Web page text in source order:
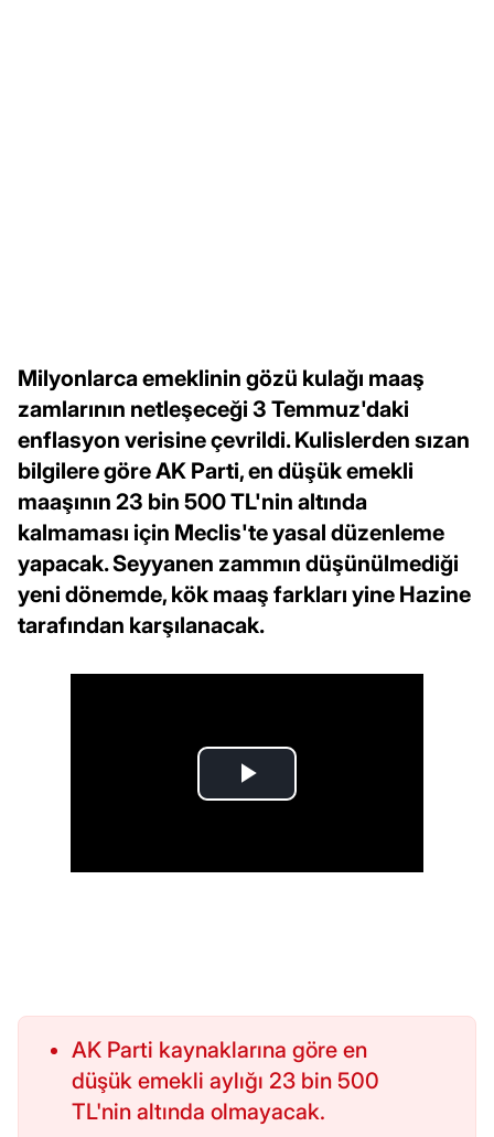
Milyonlarca emeklinin gözü kulağı maaş
zamlarının netleşeceği 3 Temmuz'daki
enflasyon verisine çevrildi. Kulislerden sızan
bilgilere göre AK Parti, en düşük emekli
maaşının 23 bin 500 TL'nin altında
kalmaması için Meclis'te yasal düzenleme
yapacak. Seyyanen zammın düşünülmediği
yeni dönemde, kök maaş farkları yine Hazine
tarafından karşılanacak.
AK Parti kaynaklarına göre en
düşük emekli aylığı 23 bin 500
TL'nin altında olmayacak.